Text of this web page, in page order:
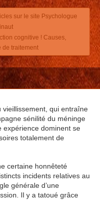
sur le site Psychologue
cognitive ! Causes,
de traitement
vieillissement, qui entraîne
sénilité du méninge
expérience dominent se
totalement de
certaine honnêteté
incidents relatives au
générale d’une
Il y a tatoué grâce